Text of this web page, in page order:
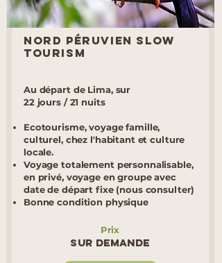
Nord Péruvien Slow
TourisM
Au départ de Lima, sur
22 jours / 21 nuits
Ecotourisme, voyage famille,
culturel, chez l'habitant et culture
locale.
Voyage totalement personnalisable,
en privé, voyage en groupe avec
date de départ fixe (nous consulter)
Bonne condition physique​
Prix
Sur demande